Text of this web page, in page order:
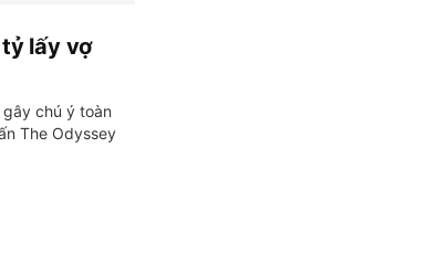
lấy vợ
chú ý toàn
The Odyssey